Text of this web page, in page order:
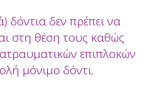
δόντια δεν πρέπει να
στη θέση τους καθώς
επιπλοκών
μόνιμο δόντι.